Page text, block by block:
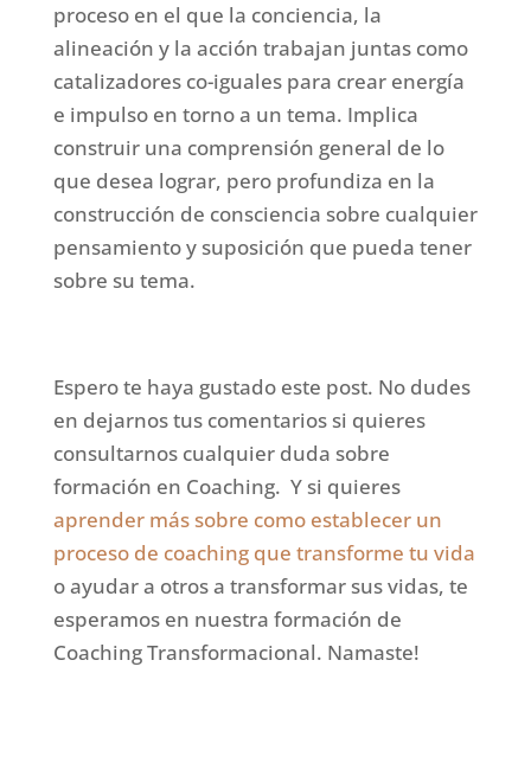
proceso en el que la conciencia, la
alineación y la acción trabajan juntas como
catalizadores co-iguales para crear energía
e impulso en torno a un tema. Implica
construir una comprensión general de lo
que desea lograr, pero profundiza en la
construcción de consciencia sobre cualquier
pensamiento y suposición que pueda tener
sobre su tema.
Espero te haya gustado este post. No dudes
en dejarnos tus comentarios si quieres
consultarnos cualquier duda sobre
formación en Coaching. Y si quieres
aprender más sobre como establecer un
proceso de coaching que transforme tu vida
o ayudar a otros a transformar sus vidas, te
esperamos en nuestra formación de
Coaching Transformacional. Namaste!